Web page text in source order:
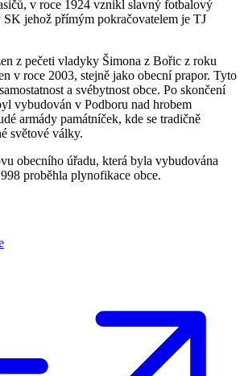
v roce 1924 vznikl slavný fotbalový
jehož přímým pokračovatelem je TJ
z pečeti vladyky Šimona z Bořic z roku
v roce 2003, stejně jako obecní prapor. Tyto
a svébytnost obce. Po skončení
vybudován v Podboru nad hrobem
armády památníček, kde se tradičně
světové války.
obecního úřadu, která byla vybudována
proběhla plynofikace obce.